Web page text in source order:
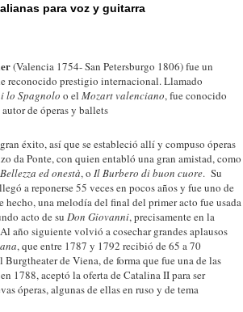
para voz y guitarra
(Valencia 1754- San Petersburgo 1806) fue un
reconocido prestigio internacional. Llamado
lo Spagnolo o el Mozart valenciano, fue conocido
de óperas y ballets
éxito, así que se estableció allí y compuso óperas
da Ponte, con quien entabló una gran amistad, como
ed onestà,o Il Burbero di buon cuore. Su
llegó a reponerse 55 veces en pocos años y fue uno de
hecho, una melodía del final del primer acto fue usada
acto de su Don Giovanni, precisamente en la
año siguiente volvió a cosechar grandes aplausos
, que entre 1787 y 1792 recibió de 65 a 70
Burgtheater de Viena, de forma que fue una de las
1788, aceptó la oferta de Catalina II para ser
óperas, algunas de ellas en ruso y de tema